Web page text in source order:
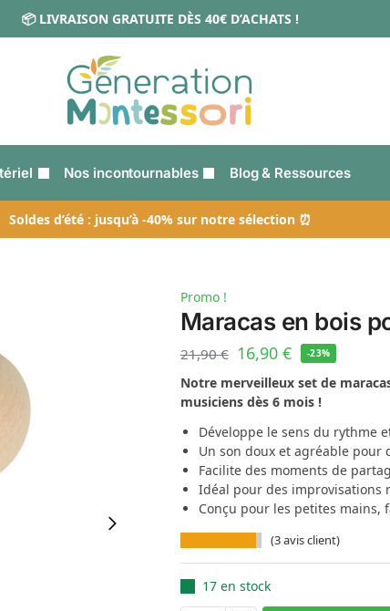
📦 LIVRAISON GRATUITE DÈS 40€ D’ACHATS !
Nos incontournables Blog & Ressources
Soldes d’été : jusqu’à -40% sur notre sélection ⏰
Promo !
Maracas en bois
21,90€ 16,90 € -23%
Notre merveilleux set de
musiciens dès 6 mois !
Développe le sens du rythme
Un son doux et agréable pour
Facilite des moments de
Idéal pour des improvisations
Conçu pour les petites mains,
(3avis client)
17 en stock